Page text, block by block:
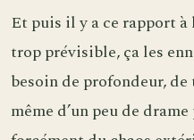
Et puis il y a ce rapport
trop prévisible, ça les
besoin de profondeur,
même d’un peu de